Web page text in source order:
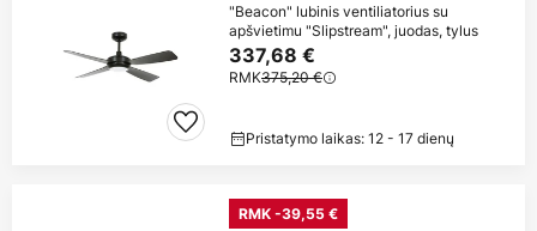
"Beacon" lubinis ventiliatorius su
apšvietimu "Slipstream", juodas, tylus
337,68 €
RMK375,20 €
Pristatymo laikas: 12 - 17 dienų
RMK -39,55 €